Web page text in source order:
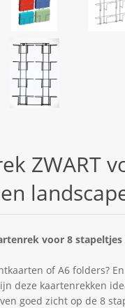
ZWART
voor 8 stapeltjes
of A6 folders?
deze kaartenrekken
goed zicht op de 8